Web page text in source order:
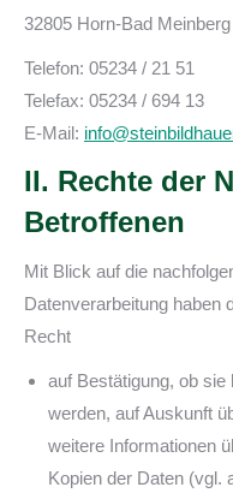
32805 Horn-Bad Meinberg
Telefon: 05234 / 21 51
Telefax: 05234 / 694 13
E-Mail:
II. Rechte der
Betroffenen
Mit Blick auf die
Datenverarbeitung haben
Recht
auf Bestätigung, ob sie
werden, auf Auskunft
weitere Informationen
Kopien der Daten (vgl.